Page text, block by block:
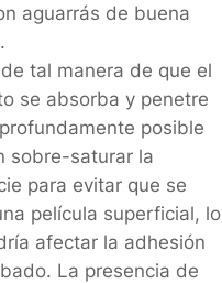
aguarrás de buena
tal manera de que el
se absorba y penetre
posible
sobre-saturar la
para evitar que se
película superficial, lo
afectar la adhesión
La presencia de